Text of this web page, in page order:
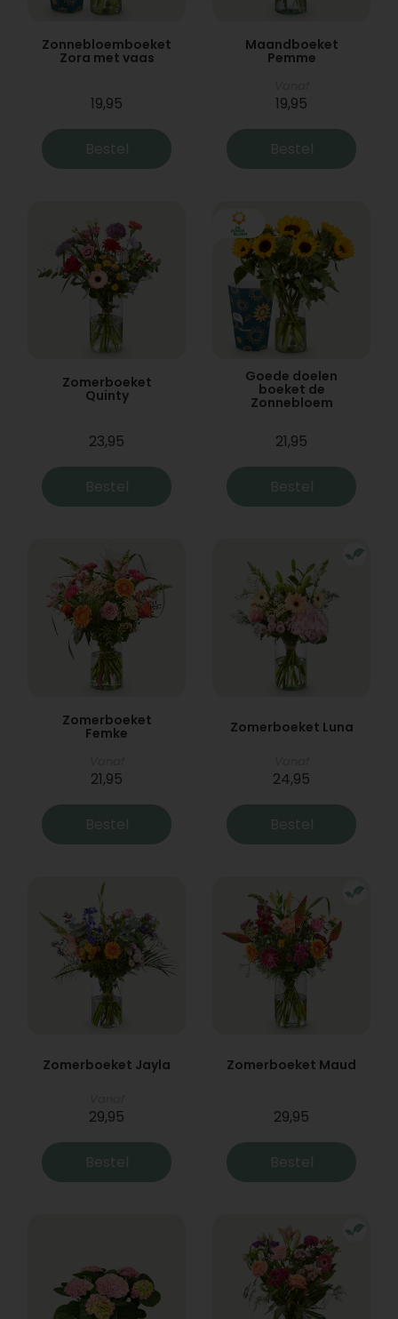
Zonnebloemboeket
Zora met vaas
19,95
Bestel
Maandboeket
Pemme
19,95
Bestel
Zomerboeket
Quinty
23,95
Bestel
Goede doelen
boeket de
Zonnebloem
21,95
Bestel
Zomerboeket
Femke
21,95
Bestel
Zomerboeket Luna
24,95
Bestel
Zomerboeket Jayla
29,95
Bestel
Zomerboeket Maud
29,95
Bestel